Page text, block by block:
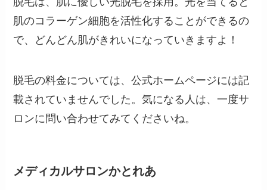
肌のコラーゲン細胞を活性化することができるの
で、どんどん肌がきれいになっていきますよ！
脱毛の料金については、公式ホームページには記
載されていませんでした。気になる人は、一度サ
ロンに問い合わせてみてくださいね。
メディカルサロンかとれあ